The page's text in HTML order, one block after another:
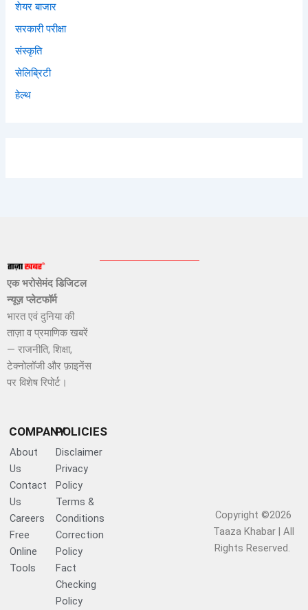
शेयर बाजार
सरकारी परीक्षा
संस्कृति
सेलिब्रिटी
हेल्थ
एक भरोसेमंद डिजिटल
न्यूज़ प्लेटफॉर्म
भारत एवं दुनिया की
ताज़ा व प्रमाणिक खबरें
— राजनीति, शिक्षा,
टेक्नोलॉजी और फ़ाइनेंस
पर विशेष रिपोर्ट।
COMPANY
About
Us
Contact
Us
Careers
Free
Online
Tools
POLICIES
Disclaimer
Privacy
Policy
Terms &
Conditions
Correction
Policy
Fact
Checking
Policy
Copyright ©2026
Taaza Khabar | All
Rights Reserved.​